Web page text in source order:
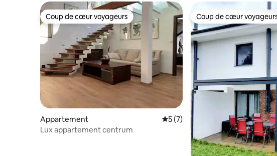
Coup de cœur voyageurs
Coup de cœur voyageurs
Appartement Évaluation moyenne sur la base
5 (7)
Lux appartement centrum
Coup de cœur
Coup de cœur